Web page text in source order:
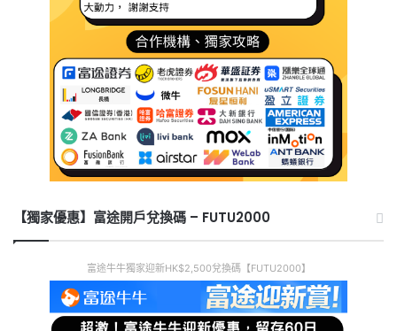
【獨家優惠】富途開戶兌換碼 – FUTU2000
富途牛牛獨家迎新HK$2,500兌換碼【FUTU2000】